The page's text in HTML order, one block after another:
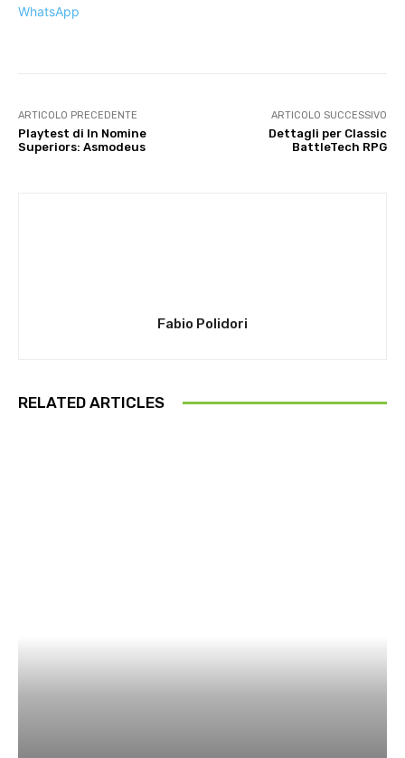
WhatsApp
ARTICOLO PRECEDENTE
Playtest di In Nomine
Superiors: Asmodeus
ARTICOLO SUCCESSIVO
Dettagli per Classic
BattleTech RPG
Fabio Polidori
RELATED ARTICLES